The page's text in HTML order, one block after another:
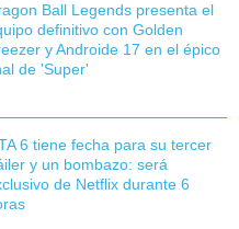
Ball Legends presenta el
definitivo con Golden
y Androide 17 en el épico
de 'Super'
6 tiene fecha para su tercer
y un bombazo: será
de Netflix durante 6